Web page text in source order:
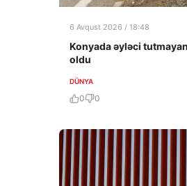
6 Avqust 2026 / 18:48
Konyada əyləci
oldu
DÜNYA
0 0